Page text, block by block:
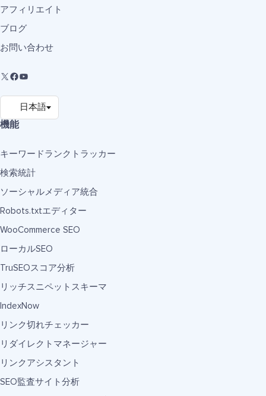
アフィリエイト
ブログ
お問い合わせ
機能
キーワードランクトラッカー
検索統計
ソーシャルメディア統合
Robots.txtエディター
WooCommerce SEO
ローカルSEO
TruSEOスコア分析
リッチスニペットスキーマ
IndexNow
リンク切れチェッカー
リダイレクトマネージャー
リンクアシスタント
SEO監査サイト分析